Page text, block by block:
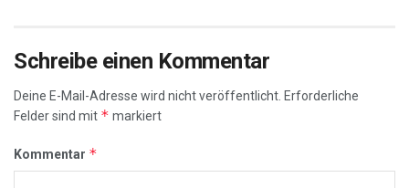
Schreibe einen Kommentar
Deine E-Mail-Adresse wird nicht veröffentlicht. Erforderliche
Felder sind mit * markiert
Kommentar *